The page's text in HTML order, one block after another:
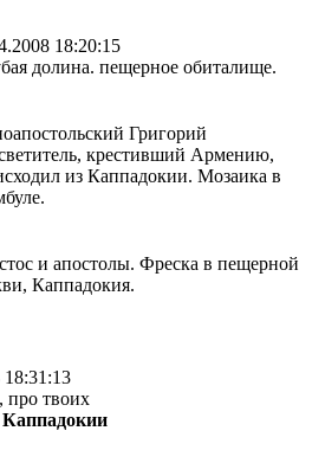
18:20:15
долина. пещерное обиталище.
Григорий
крестивший Армению,
из Каппадокии. Мозаика в
и апостолы. Фреска в пещерной
Каппадокия.
18:31:13
, про твоих